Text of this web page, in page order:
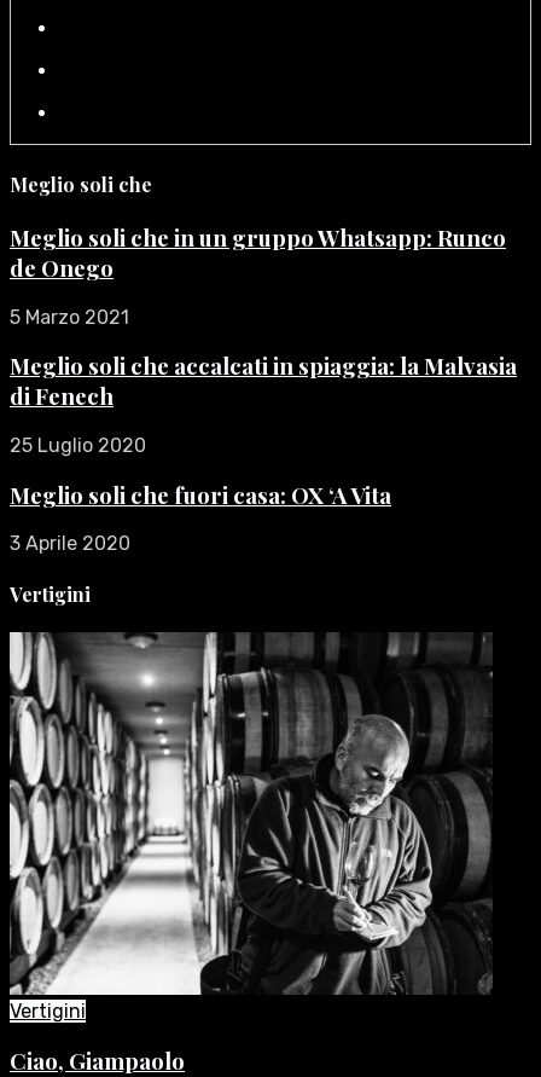
Meglio soli che
Meglio soli che in un gruppo Whatsapp: Runco
de Onego
5 Marzo 2021
Meglio soli che accalcati in spiaggia: la Malvasia
di Fenech
25 Luglio 2020
Meglio soli che fuori casa: OX ‘A Vita
3 Aprile 2020
Vertigini
Vertigini
Ciao, Giampaolo